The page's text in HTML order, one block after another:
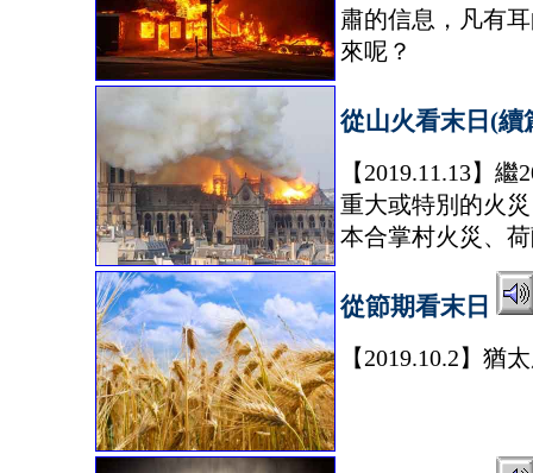
肅的信息，凡有
來呢？
從山火看末日(續
【2019.11.13】
重大或特別的火
本合掌村火災、
從節期看末日
【2019.10.2】猶